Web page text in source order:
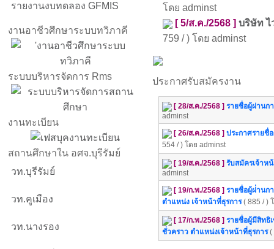
รายงานงบทดลอง GFMIS
งานอาชีวศึกษาระบบทวิภาคี
ระบบบริหารจัดการ Rms
งานทะเบียน
สถานศึกษาใน อศจ.บุรีรัมย์
วท.บุรีรัมย์
วท.คูเมือง
วท.นางรอง
โดย adminst
[ 5/ส.ค./2568 ] บริษัท ไ
759 / ) โดย adminst
ประกาศรับสมัครงาน
[ 28/ส.ค./2568 ] รายชื่อผู้ผ่านก
adminst
[ 26/ส.ค./2568 ] ประกาศรายชื่
554 / ) โดย adminst
[ 19/ส.ค./2568 ] รับสมัครเจ้าห
adminst
[ 19/ก.พ./2568 ] รายชื่อผู้ผ่่านก
ตำแหน่ง เจ้าหน้าที่ธุรการ( 885 / )
[ 17/ก.พ./2568 ] รายชื่อผู้มีสิทธิ
ชั่วคราว ตำแหน่งเจ้าหน้าที่ธุรการ(